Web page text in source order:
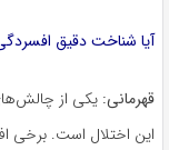
آیا شناخت دقیق
قهرمانی: یکی از
این اختلال است. برخی